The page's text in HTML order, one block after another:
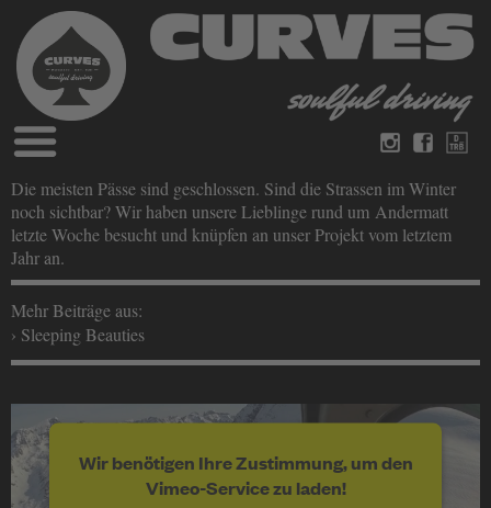
Blog
Magazine
Bücher
Videos
Deutsch Englisch
über Curves
Die meisten Pässe sind geschlossen. Sind die Strassen im Winter
noch sichtbar? Wir haben unsere Lieblinge rund um Andermatt
letzte Woche besucht und knüpfen an unser Projekt vom letztem
Jahr an.
Mehr Beiträge aus:
› Sleeping Beauties
Wir benötigen Ihre Zustimmung, um den
Vimeo-Service zu laden!